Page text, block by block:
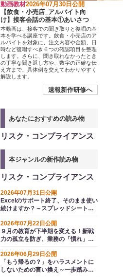
動画教材2026年07月30日公開
【飲食・小売店_アルバイト向
け】接客会話の基本①あいさつ
本動画は、接客での聞き取りと復唱の基
本を学べる講座です。飲食・小売店のア
ルバイトを対象に、注文内容や金額、日
時など復唱すべき６つの確認項目を整理
します。さらに、聞き取れなかったとき
の丁寧な聞き返し方や、数字の正確な伝
え方まで、具体例を交えてわかりやすく
解説します。
速報新作研修へ
あなたにおすすめの読み物
リスク・コンプライアンス
本ジャンルの新作読み物
リスク・コンプライアンス
2026年07月31日公開
Excelのサポート終了、そのまま使い
続けますか？～スプレッドシートと
2026年07月22日公開
９月の教育が下半期を変える！新戦
力の孤立を防ぎ、業務の「慣れ」か
2026年06月29日公開
「もう帰るの？」をハラスメントに
しないための言い換え～一歩踏み込